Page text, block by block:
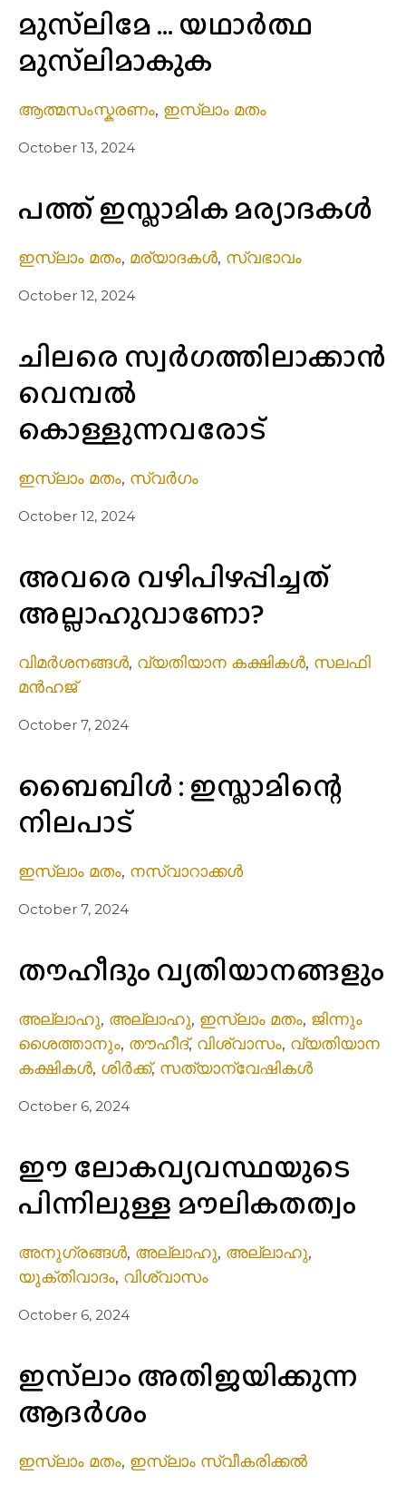
മുസ്‌ലിമേ … യഥാർത്ഥ
മുസ്‌ലിമാകുക
ആത്മസംസ്കരണം, ഇസ്ലാം മതം
October 13, 2024
പത്ത് ഇസ്ലാമിക മര്യാദകൾ
ഇസ്ലാം മതം, മര്യാദകൾ, സ്വഭാവം
October 12, 2024
ചിലരെ സ്വര്‍ഗത്തിലാക്കാൻ
വെമ്പൽ
കൊള്ളുന്നവരോട്
ഇസ്ലാം മതം, സ്വർഗം
October 12, 2024
അവരെ വഴിപിഴപ്പിച്ചത്
അല്ലാഹുവാണോ?
വിമർശനങ്ങൾ, വ്യതിയാന കക്ഷികൾ, സലഫി
മൻഹജ്
October 7, 2024
ബൈബിൾ : ഇസ്ലാമിന്റെ
നിലപാട്
ഇസ്ലാം മതം, നസ്വാറാക്കൾ
October 7, 2024
തൗഹീദും വ്യതിയാനങ്ങളും
അല്ലാഹു, അല്ലാഹു, ഇസ്ലാം മതം, ജിന്നും
ശൈത്താനും, തൗഹീദ്, വിശ്വാസം, വ്യതിയാന
കക്ഷികൾ, ശിർക്ക്, സത്യാന്വേഷികൾ
October 6, 2024
ഈ ലോകവ്യവസ്ഥയുടെ
പിന്നിലുള്ള മൗലികതത്വം
അനുഗ്രങ്ങൾ, അല്ലാഹു, അല്ലാഹു,
യുക്തിവാദം, വിശ്വാസം
October 6, 2024
ഇസ്‌ലാം അതിജയിക്കുന്ന
ആദർശം
ഇസ്ലാം മതം, ഇസ്ലാം സ്വീകരിക്കൽ